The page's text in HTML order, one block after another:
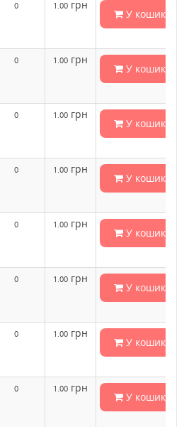
0 1.00 грн
У кошик
0 1.00 грн
У кошик
0 1.00 грн
У кошик
0 1.00 грн
У кошик
0 1.00 грн
У кошик
0 1.00 грн
У кошик
0 1.00 грн
У кошик
0 1.00 грн
У кошик